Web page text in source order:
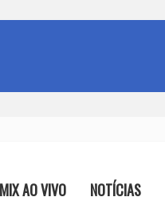
AO VIVO NOTÍCIAS